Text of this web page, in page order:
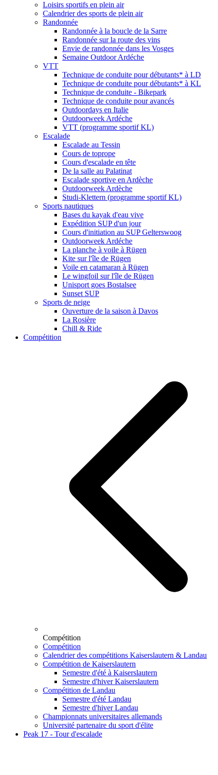
Loisirs sportifs en plein air
Calendrier des sports de plein air
Randonnée
Randonnée à la boucle de la Sarre
Randonnée sur la route des vins
Envie de randonnée dans les Vosges
Semaine Outdoor Ardéche
VTT
Technique de conduite pour débutants* à LD
Technique de conduite pour débutants* à KL
Technique de conduite - Bikepark
Technique de conduite pour avancés
Outdoordays en Italie
Outdoorweek Ardéche
VTT (programme sportif KL)
Escalade
Escalade au Tessin
Cours de toprope
Cours d'escalade en tête
De la salle au Palatinat
Escalade sportive en Ardèche
Outdoorweek Ardèche
Studi-Klettern (programme sportif KL)
Sports nautiques
Bases du kayak d'eau vive
Expédition SUP d'un jour
Cours d'initiation au SUP Gelterswoog
Outdoorweek Ardéche
La planche à voile à Rügen
Kite sur l'île de Rügen
Voile en catamaran à Rügen
Le wingfoil sur l'île de Rügen
Unisport goes Bostalsee
Sunset SUP
Sports de neige
Ouverture de la saison à Davos
La Rosière
Chill & Ride
Compétition
Compétition
Compétition
Calendrier des compétitions Kaiserslautern & Landau
Compétition de Kaiserslautern
Semestre d'été à Kaiserslautern
Semestre d'hiver Kaiserslautern
Compétition de Landau
Semestre d'été Landau
Semestre d'hiver Landau
Championnats universitaires allemands
Université partenaire du sport d'élite
Peak 17 - Tour d'escalade